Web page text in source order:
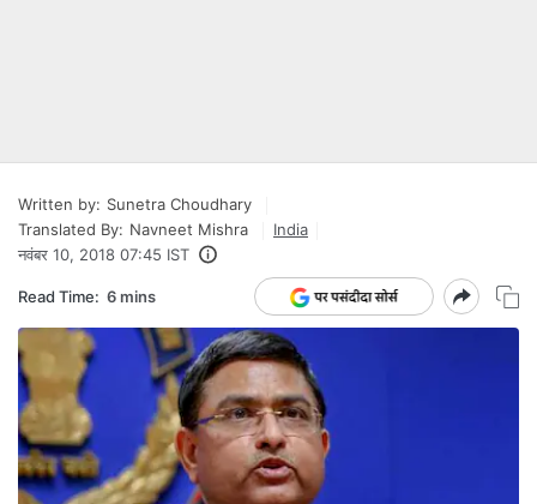
Written by: Sunetra Choudhary
Translated By: Navneet Mishra
India
नवंबर 10, 2018 07:45 IST
Read Time: 6 mins